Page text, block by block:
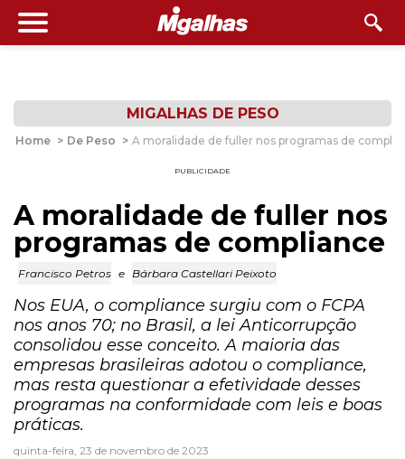
MIGALHAS DE PESO
Home > De Peso > A moralidade de fuller nos programas de
PUBLICIDADE
A moralidade de fuller nos
programas de compliance
Francisco Petros e Bárbara Castellari Peixoto
Nos EUA, o compliance surgiu com o FCPA
nos anos 70; no Brasil, a lei Anticorrupção
consolidou esse conceito. A maioria das
empresas brasileiras adotou o compliance,
mas resta questionar a efetividade desses
programas na conformidade com leis e boas
práticas.
quinta-feira, 23 de novembro de 2023